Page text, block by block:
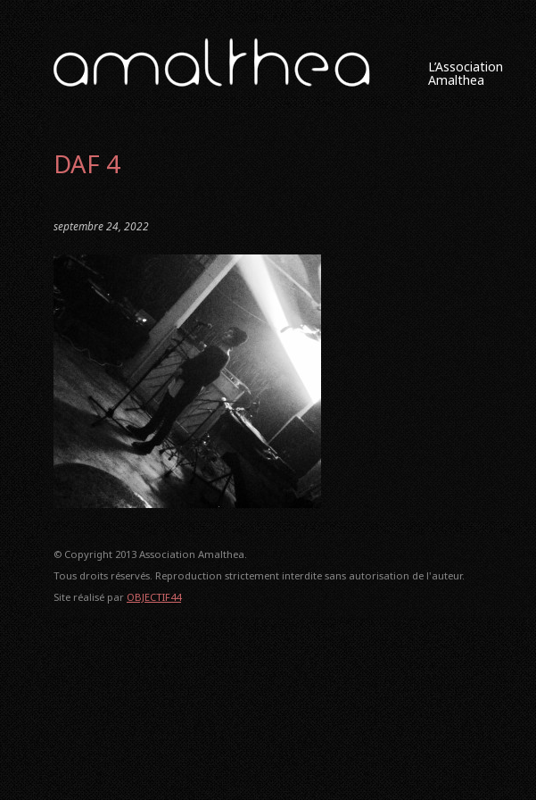
L’Association
Amalthea
DAF 4
septembre 24, 2022
© Copyright 2013 Association Amalthea.
Tous droits réservés. Reproduction strictement interdite sans autorisation de l'auteur.
Site réalisé par OBJECTIF44